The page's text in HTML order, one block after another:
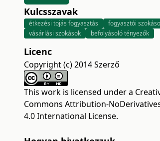
Kulcsszavak
étkezési tojás fogyasztás
fogyasztói
vásárlási szokások
befolyásoló tényezők
Licenc
Copyright (c) 2014 Szerző
This work is licensed under a
Commons Attribution-
4.0 International License.